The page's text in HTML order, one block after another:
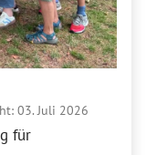
03. Juli 2026
für